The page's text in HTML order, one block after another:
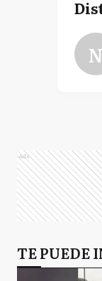
N
Ads
TE PUEDE